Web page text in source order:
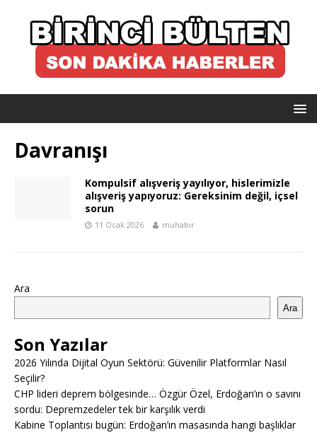
Davranışı
Kompulsif alışveriş yayılıyor, hislerimizle
alışveriş yapıyoruz: Gereksinim değil, içsel
sorun
11 Ocak 2026 muhabir
Ara
Ara
Son Yazılar
2026 Yılında Dijital Oyun Sektörü: Güvenilir Platformlar Nasıl
Seçilir?
CHP lideri deprem bölgesinde… Özgür Özel, Erdoğan’ın o savını
sordu: Depremzedeler tek bir karşılık verdi
Kabine Toplantısı bugün: Erdoğan’ın masasında hangi başlıklar